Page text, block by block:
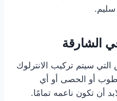
سليم.
الشارقة
التي سيتم تركيب الانترلوك
أو الحصى أو أي
أن تكون ناعمه تمامًا.